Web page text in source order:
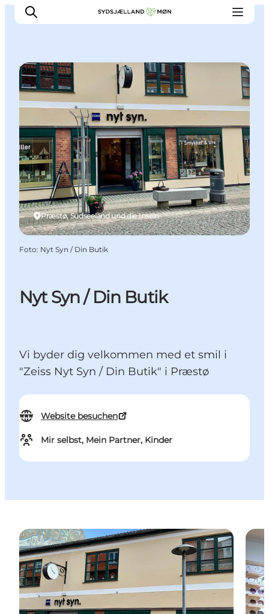
Erleben
Städte und Orte
Events
Essen
Unterkunft
Reise planen
Nyt Syn / Din Butik
Vi byder dig velkommen med et smil i
"Zeiss Nyt Syn / Din Butik" i Præstø
Website besuchen
Mir selbst, Mein Partner, Kinder
Præstø, Südseeland und die Inseln
Shopping
Foto: Nyt Syn / Din Butik